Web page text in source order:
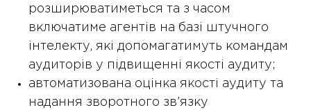
розширюватиметься та з часом
включатиме агентів на базі штучного
інтелекту, які допомагатимуть командам
аудиторів у підвищенні якості аудиту;
автоматизована оцінка якості аудиту та
надання зворотного зв’язку